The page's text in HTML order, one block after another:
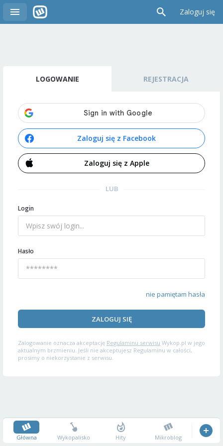
Zaloguj się
LOGOWANIE REJESTRACJA
Zaloguj się z Facebook
Zaloguj się z Apple
LUB
Login
Hasło
nie pamiętam hasła
ZALOGUJ SIĘ
Zalogowanie oznacza akceptację Regulaminu serwisu Wykop.pl w jego
aktualnym brzmieniu. Jeśli nie akceptujesz Regulaminu w całości,
prosimy o niekorzystanie z serwisu.
Główna Wykopalisko Hity Mikroblog